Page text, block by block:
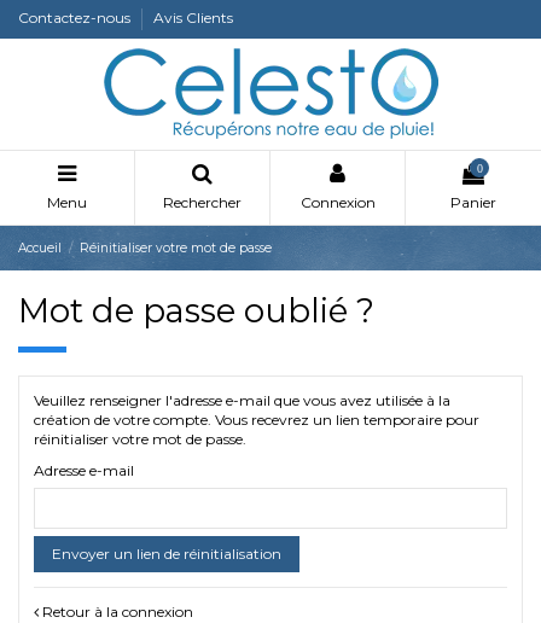
Contactez-nous Avis Clients
Menu Rechercher Connexion
0
Panier
Accueil Réinitialiser votre mot de passe
Mot de passe oublié ?
Veuillez renseigner l'adresse e-mail que vous avez utilisée à la
création de votre compte. Vous recevrez un lien temporaire pour
réinitialiser votre mot de passe.
Adresse e-mail
Envoyer un lien de réinitialisation
Retour à la connexion